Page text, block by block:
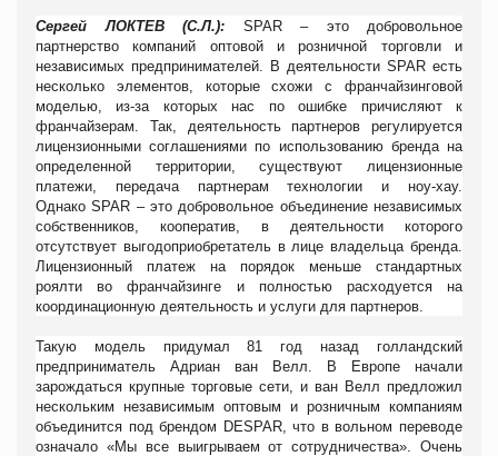
Сергей ЛОКТЕВ (С.Л.): SPAR
– это добровольное
партнерство компаний оптовой и розничной торговли и
независимых предпринимателей. В деятельности SPAR есть
несколько элементов, которые схожи с франчайзинговой
моделью, из-за которых нас по ошибке причисляют к
франчайзерам. Так, деятельность партнеров регулируется
лицензионными соглашениями по использованию бренда на
определенной территории, существуют лицензионные
платежи, передача партнерам технологии и ноу-хау.
Однако SPAR – это добровольное объединение независимых
собственников, кооператив, в деятельности которого
отсутствует выгодоприобретатель в лице владельца бренда.
Лицензионный платеж на порядок меньше стандартных
роялти во франчайзинге и полностью расходуется на
координационную деятельность и услуги для партнеров.
Такую модель придумал 81 год назад голландский
предприниматель Адриан ван Велл. В Европе начали
зарождаться крупные торговые сети, и ван Велл предложил
нескольким независимым оптовым и розничным компаниям
объединится под брендом DESPAR, что в вольном переводе
означало «Мы все выигрываем от сотрудничества». Очень